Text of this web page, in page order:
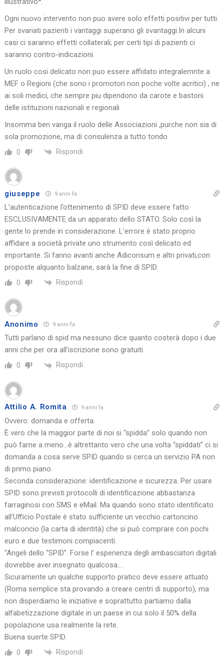
Ogni nuovo intervento non puo avere solo effetti positivi per tutti.
Per svariati pazienti i vantaggi superano gli svantaggi.In alcuni
casi ci saranno effetti collaterali; per certi tipi di pazienti ci
saranno contro-indicazioni.
Un ruolo cosi delicato non puo essere affidato integralemnte a
MEF o Regioni (che sono i promotori non poche volte acritici) , ne
ai soli medici, che sempre piu dipendono da carote e bastoni
delle istituzioni nazionali e regionali
Insomma ben vanga il ruolo delle Associazioni ,purche non sia di
sola promozione, ma di consulenza a tutto tondo
0 Rispondi
giuseppe 9 anni fa
L’autenticazione l’ottenimento di SPID deve essere fatto
ESCLUSIVAMENTE da un apparato dello STATO. Solo così la
gente lo prende in considerazione. L’errore è stato proprio
affidare a società private uno strumento così delicato ed
importante. Si fanno avanti anche Adiconsum e altri privati,con
proposte alquanto balzane, sarà la fine di SPID.
0 Rispondi
Anonimo 9 anni fa
Tutti parlano di spid ma nessuno dice quanto costerà dopo i due
anni che per ora all’iscrizione sono gratuiti
0 Rispondi
Attilio A. Romita 9 anni fa
Ovvero: domanda e offerta.
È vero che la maggior parte di noi si “spidda” solo quando non
può farne a meno…è altrettanto vero che una volta “spiddati” ci si
domanda a cosa serve SPID quando si cerca un servizio PA non
di primo piano.
Seconda considerazione: identificazione e sicurezza. Per usare
SPID sono previsti protocolli di identificazione abbastanza
farraginosi con SMS e eMail. Ma quando sono stato identificato
all’Ufficio Postale è stato sufficiente un vecchio cartoncino
malconcio (la carta di identità) che si può comprare con pochi
euro e due testimoni compiacenti.
“Angeli dello “SPID”. Forse l’ esperienza degli ambasciatori digitali
dovrebbe aver insegnato qualcosa….
Sicuramente un qualche supporto pratico deve essere attuato
(Roma semplice sta provando a creare centri di supporto), ma
non disperdiamo le iniziative e soprattutto partiamo dalla
alfabetizzazione digitale in un paese in cui solo il 50% della
popolazione usa realmente la rete.
Buena suerte SPID.
0 Rispondi